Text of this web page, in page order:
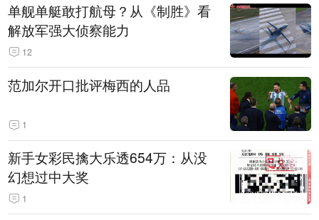
单舰单艇敢打航母？从《制胜》看
解放军强大侦察能力
12
范加尔开口批评梅西的人品
1
新手女彩民擒大乐透654万：从没
幻想过中大奖
1